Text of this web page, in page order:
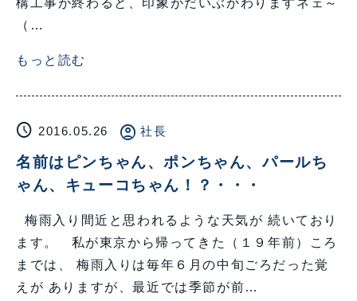
構工事が終わると、印象がだいぶかわりますネェ～
（…
もっと読む
schedule 2016.05.26 account_circle 社長
名前はピンちゃん、ポンちゃん、パールち
ゃん、キューコちゃん！？・・・
梅雨入り間近と思われるような天気が 続いており
ます。 私が東京から帰ってきた（１９年前）ころ
までは、 梅雨入りは毎年６月の中旬ごろだった覚
えが ありますが、最近では季節が前…